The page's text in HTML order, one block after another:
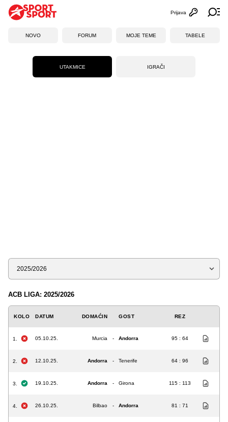
Otvori
Prijava
NOVO FORUM MOJE TEME TABELE
UTAKMICE IGRAČI
Sezona
ACB LIGA: 2025/2026
KOLO DATUM DOMAĆIN GOST REZ
1. 05.10.25. Murcia - Andorra 95 : 64
2. 12.10.25. Andorra - Tenerife 64 : 96
3. 19.10.25. Andorra - Girona 115 : 113
4. 26.10.25. Bilbao - Andorra 81 : 71